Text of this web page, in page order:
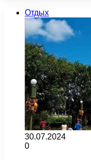
Отдых
30.07.2024
0